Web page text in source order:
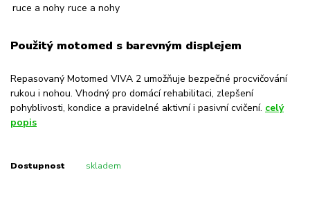
Použitý motomed s barevným displejem
Repasovaný Motomed VIVA 2 umožňuje bezpečné procvičování
rukou i nohou. Vhodný pro domácí rehabilitaci, zlepšení
pohyblivosti, kondice a pravidelné aktivní i pasivní cvičení. celý
popis
Dostupnost skladem